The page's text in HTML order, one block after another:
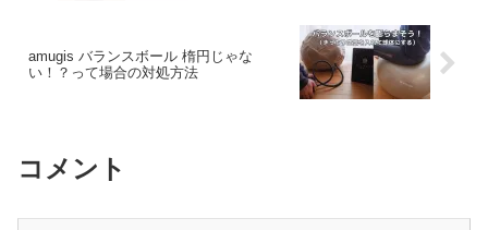
amugis バランスボール 楕円じゃな
い！？って場合の対処方法
コメント